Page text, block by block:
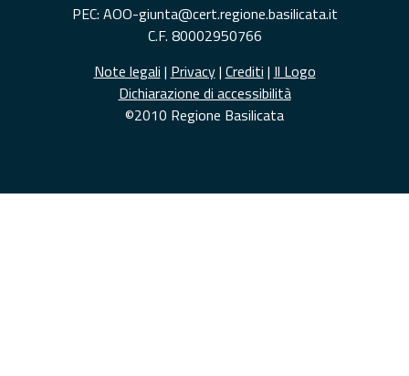
PEC: AOO-giunta@cert.regione.basilicata.it
C.F. 80002950766
Note legali | Privacy| Crediti | Il Logo
Dichiarazione di accessibilità
©2010 Regione Basilicata